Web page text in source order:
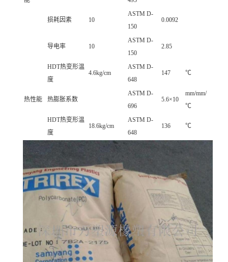
损耗因素 10
ASTM D-
150
0.0092
导电率 10
ASTM D-
150
2.85
热性能
HDT热变形温
度
4.6kg/cm
ASTM D-
648
147 ℃
热膨胀系数
ASTM D-
696
5.6×10
mm/mm/
℃
HDT热变形温
度
18.6kg/cm
ASTM D-
648
136 ℃